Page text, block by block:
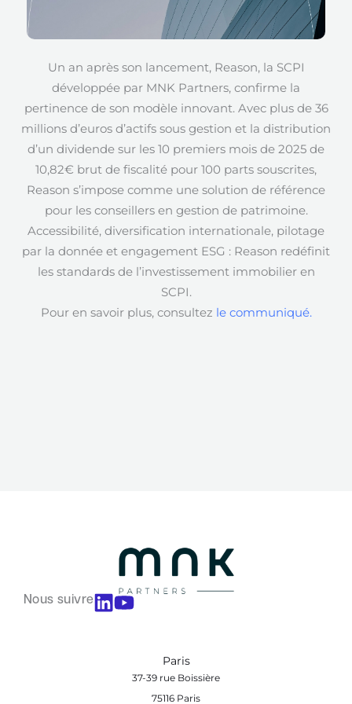
Un an après son lancement, Reason, la SCPI
développée par MNK Partners, confirme la
pertinence de son modèle innovant. Avec plus de 36
millions d’euros d’actifs sous gestion et la distribution
d’un dividende sur les 10 premiers mois de 2025 de
10,82€ brut de fiscalité pour 100 parts souscrites,
Reason s’impose comme une solution de référence
pour les conseillers en gestion de patrimoine.
Accessibilité, diversification internationale, pilotage
par la donnée et engagement ESG : Reason redéfinit
les standards de l’investissement immobilier en
SCPI.
Pour en savoir plus, consultez le communiqué.
Nous suivre
Paris
37-39 rue Boissière
75116 Paris